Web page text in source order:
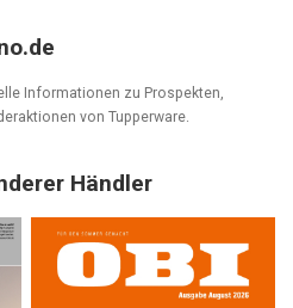
Informationen zu Prospekten,
von Tupperware.
Händler